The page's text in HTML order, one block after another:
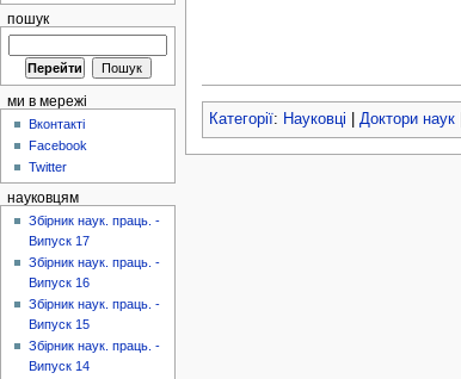
Категорії: Науковці Доктори наук|
пошук
ми в мережі
Вконтакті
Facebook
Twitter
науковцям
Збірник наук. праць. -
Випуск 17
Збірник наук. праць. -
Випуск 16
Збірник наук. праць. -
Випуск 15
Збірник наук. праць. -
Випуск 14